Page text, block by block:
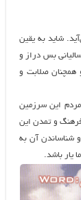
شاید به یقین
بس دراز و
همچنان صلابت و
مردم این سرزمین
و تمدن این
شناساندن آن به
یار باشد.